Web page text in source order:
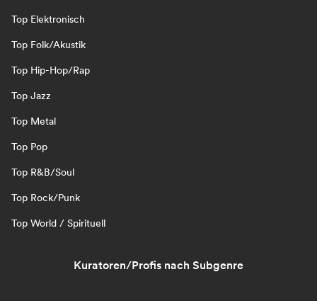
Top Elektronisch
Top Folk/Akustik
Top Hip-Hop/Rap
Top Jazz
Top Metal
Top Pop
Top R&B/Soul
Top Rock/Punk
Top World / Spirituell
Kuratoren/Profis nach Subgenre